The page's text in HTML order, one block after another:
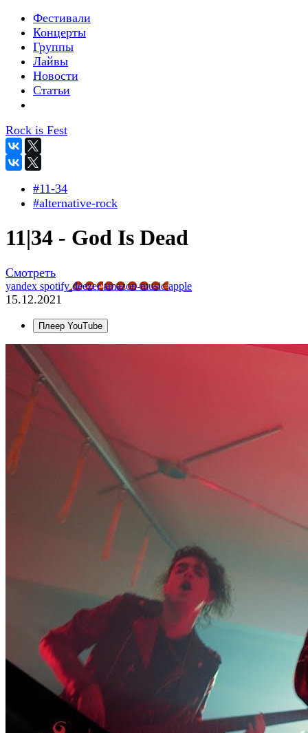
Фестивали
Концерты
Группы
Лайвы
Новости
Статьи
Rock is Fest
#11-34
#alternative-rock
11|34 - God Is Dead
Смотреть
yandex spotifydeezeramazon-musicapple
15.12.2021
Плеер YouTube